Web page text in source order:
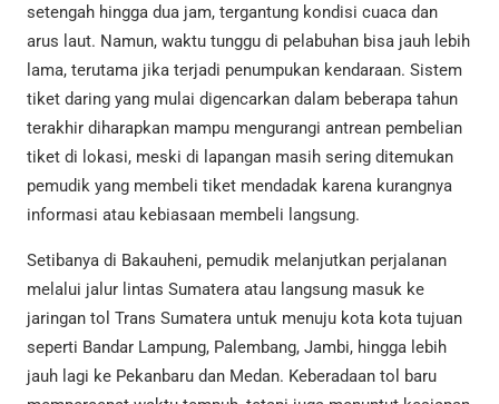
setengah hingga dua jam, tergantung kondisi cuaca dan
arus laut. Namun, waktu tunggu di pelabuhan bisa jauh lebih
lama, terutama jika terjadi penumpukan kendaraan. Sistem
tiket daring yang mulai digencarkan dalam beberapa tahun
terakhir diharapkan mampu mengurangi antrean pembelian
tiket di lokasi, meski di lapangan masih sering ditemukan
pemudik yang membeli tiket mendadak karena kurangnya
informasi atau kebiasaan membeli langsung.
Setibanya di Bakauheni, pemudik melanjutkan perjalanan
melalui jalur lintas Sumatera atau langsung masuk ke
jaringan tol Trans Sumatera untuk menuju kota kota tujuan
seperti Bandar Lampung, Palembang, Jambi, hingga lebih
jauh lagi ke Pekanbaru dan Medan. Keberadaan tol baru